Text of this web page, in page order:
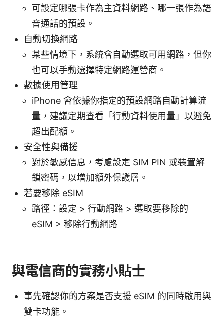
可設定哪張卡作為主資料網路、哪一張作為語
音通話的預設。
自動切換網路
某些情境下，系統會自動選取可用網路，但你
也可以手動選擇特定網路運營商。
數據使用管理
iPhone 會依據你指定的預設網路自動計算流
量，建議定期查看「行動資料使用量」以避免
超出配額。
安全性與備援
對於敏感信息，考慮設定 SIM PIN 或裝置解
鎖密碼，以增加額外保護層。
若要移除 eSIM
路徑：設定 > 行動網路 > 選取要移除的
eSIM > 移除行動網路
與電信商的實務小貼士
事先確認你的方案是否支援 eSIM 的同時啟用與
雙卡功能。